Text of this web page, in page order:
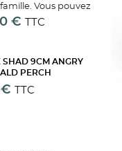
Vous pouvez
une carte
terminée, on
un mail avec
€ TTC
SHAD 9CM ANGRY
PERCH
€ TTC